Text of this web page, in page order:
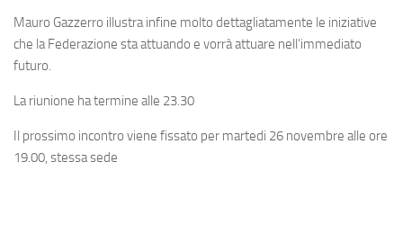
Mauro Gazzerro illustra infine molto dettagliatamente le iniziative
che la Federazione sta attuando e vorrà attuare nell’immediato
futuro.
La riunione ha termine alle 23.30
Il prossimo incontro viene fissato per martedi 26 novembre alle ore
19.00, stessa sede